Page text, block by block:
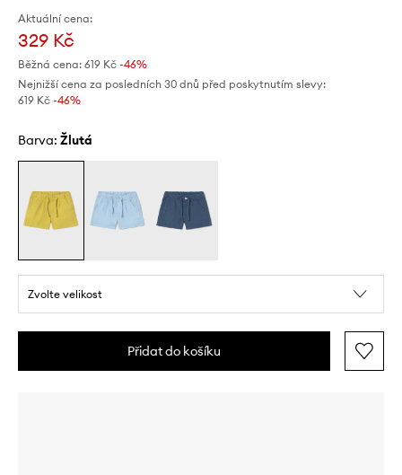
Aktuální cena:
329 Kč
Běžná cena: 619 Kč -46%
Nejnižší cena za posledních 30 dnů před poskytnutím slevy:
619 Kč -46%
Barva: žlutá
Zvolte velikost
Přidat do košíku